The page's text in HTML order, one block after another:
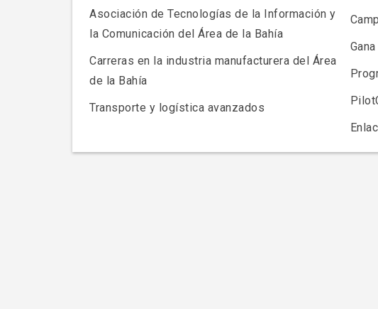
Asociación de Tecnologías de la Información y
la Comunicación del Área de la Bahía
Carreras en la industria manufacturera del Área
de la Bahía
Transporte y logística avanzados